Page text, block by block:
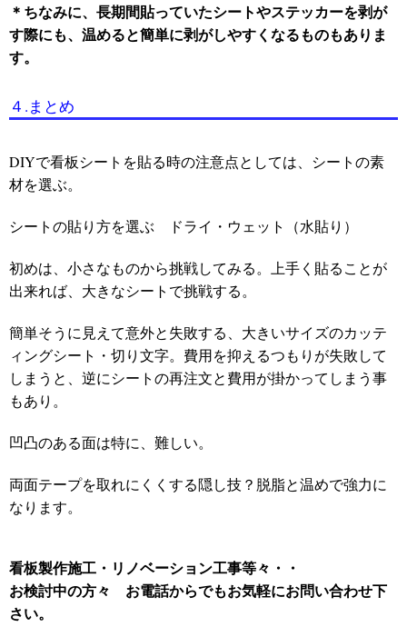
＊ちなみに、長期間貼っていたシートやステッカーを剥が
す際にも、温めると簡単に剥がしやすくなるものもありま
す。
４.まとめ
DIYで看板シートを貼る時の注意点としては、シートの素
材を選ぶ。
シートの貼り方を選ぶ ドライ・ウェット（水貼り）
初めは、小さなものから挑戦してみる。上手く貼ることが
出来れば、大きなシートで挑戦する。
簡単そうに見えて意外と失敗する、大きいサイズのカッテ
ィングシート・切り文字。費用を抑えるつもりが失敗して
しまうと、逆にシートの再注文と費用が掛かってしまう事
もあり。
凹凸のある面は特に、難しい。
両面テープを取れにくくする隠し技？脱脂と温めで強力に
なります。
看板製作施工・リノベーション工事等々・・
お検討中の方々 お電話からでもお気軽にお問い合わせ下
さい。